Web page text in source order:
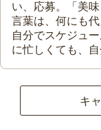
い、応募。「美
言葉は、何にも
自分でスケジュ
に忙しくても、
キ